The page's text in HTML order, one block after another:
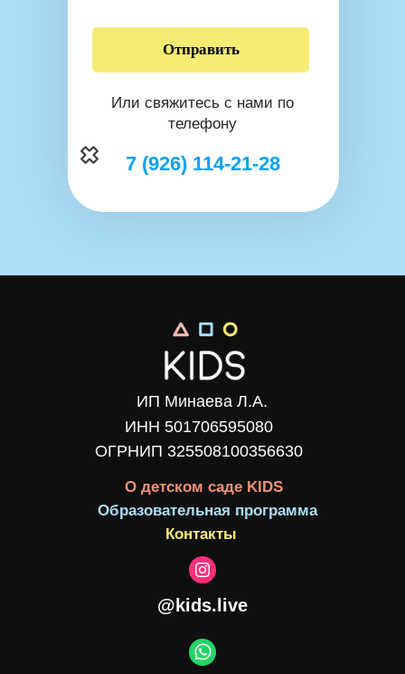
Или свяжитесь с нами по
телефону
7 (926) 114-21-28
Отправить
О детском саде KIDS
Образовательная программа
Контакты
@kids.live
ИП Минаева Л.А.
ИНН 501706595080
ОГРНИП 325508100356630